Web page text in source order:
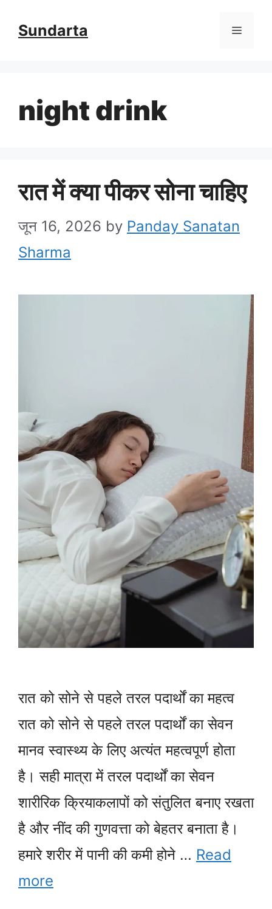
Sundarta Menu
night drink
रात में क्या पीकर सोना चाहिए
जून 16, 2026 by Panday Sanatan
Sharma
रात को सोने से पहले तरल पदार्थों का महत्व
रात को सोने से पहले तरल पदार्थों का सेवन
मानव स्वास्थ्य के लिए अत्यंत महत्वपूर्ण होता
है। सही मात्रा में तरल पदार्थों का सेवन
शारीरिक क्रियाकलापों को संतुलित बनाए रखता
है और नींद की गुणवत्ता को बेहतर बनाता है।
हमारे शरीर में पानी की कमी होने … Read
more